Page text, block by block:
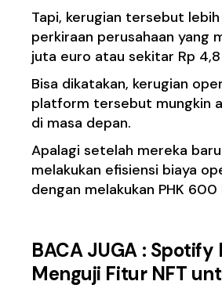
Tapi, kerugian tersebut
perkiraan perusahaan yang
juta euro atau sekitar Rp
Bisa dikatakan, kerugian
platform tersebut mungkin
di masa depan.
Apalagi setelah mereka
melakukan efisiensi biaya
dengan melakukan PHK 600
BACA JUGA : Spotify
Menguji Fitur NFT